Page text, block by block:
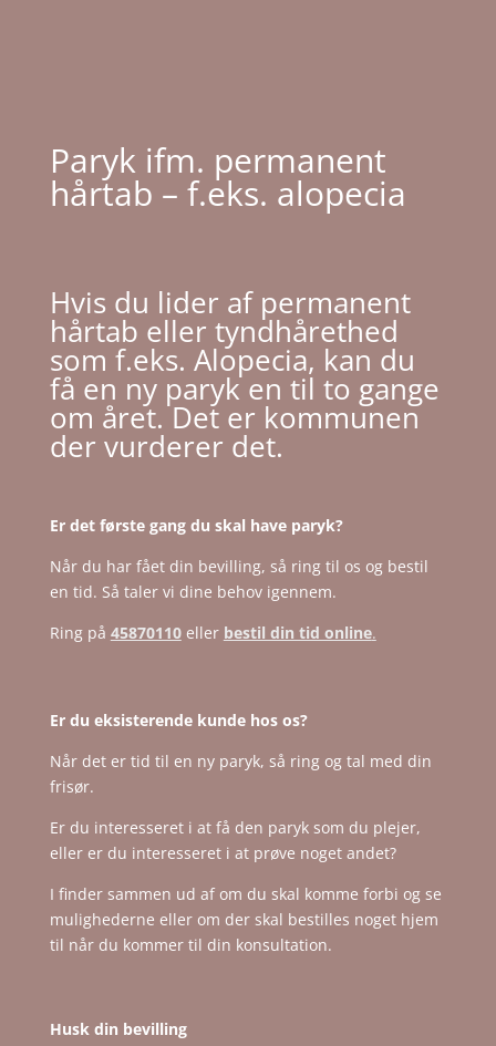
Paryk ifm. permanent
hårtab – f.eks. alopecia
Hvis du lider af permanent
hårtab eller tyndhårethed
som f.eks. Alopecia, kan du
få en ny paryk en til to gange
om året. Det er kommunen
der vurderer det.
Er det første gang du skal have paryk?
Når du har fået din bevilling, så ring til os og bestil
en tid. Så taler vi dine behov igennem.
Ring på 45870110eller bestil din tid online.
Er du eksisterende kunde hos os?
Når det er tid til en ny paryk, så ring og tal med din
frisør.
Er du interesseret i at få den paryk som du plejer,
eller er du interesseret i at prøve noget andet?
I finder sammen ud af om du skal komme forbi og se
mulighederne eller om der skal bestilles noget hjem
til når du kommer til din konsultation.
Husk din bevilling